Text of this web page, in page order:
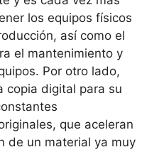
los equipos físicos
así como el
el mantenimiento y
Por otro lado,
copia digital para su
que aceleran
de un material ya muy